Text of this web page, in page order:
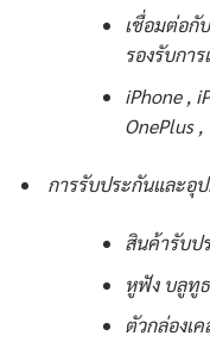
เชื่อมต่อกั
รองรับกา
iPhone ,
OnePlus ,
การรับประกันและอุ
สินค้ารับป
หูฟัง บลูทู
ตัวกล่องเ